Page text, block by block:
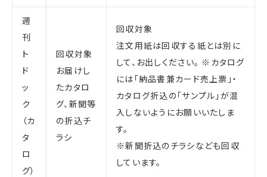
週
刊
ト
ド
ッ
ク
（カ
タ
ロ
グ）
回収対象
お届けし
たカタロ
グ、新聞等
の折込チ
ラシ
回収対象
注文用紙は回収する紙とは別に
して、お出しください。 ※カタログ
には「納品書兼カード売上票」・
カタログ折込の「サンプル」が混
入しないようにお願いいたしま
す。
※新聞折込のチラシなども回収
しています。